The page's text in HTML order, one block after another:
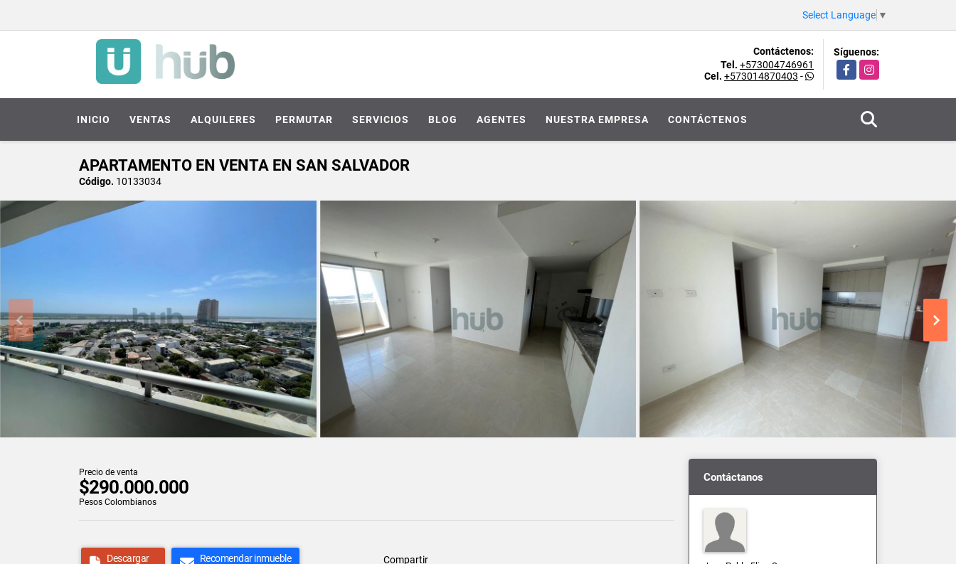
Select Language ▼
Contáctenos:
Tel. +573004746961
Cel. +573014870403 -
Síguenos:
FacebookInstagram
INICIO VENTAS ALQUILERES PERMUTAR SERVICIOS BLOG AGENTES NUESTRA EMPRESA CONTÁCTENOS
APARTAMENTO EN VENTA EN SAN SALVADOR
Código. 10133034
Precio de venta
$290.000.000
Pesos Colombianos
Descargar
Recomendar inmueble
Compartir
Contáctanos